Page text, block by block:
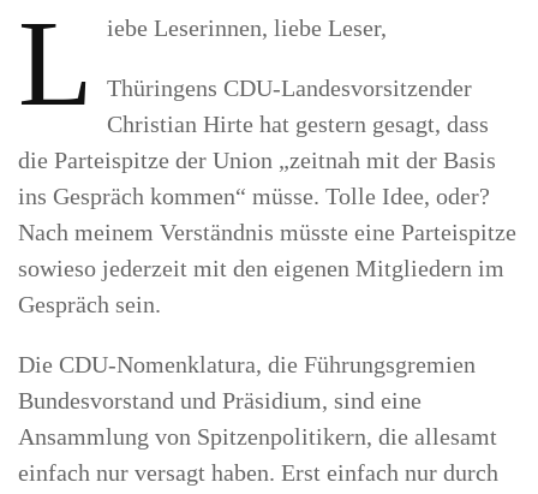
L iebe Leserinnen, liebe Leser,
Thüringens CDU-Landesvorsitzender
Christian Hirte hat gestern gesagt, dass
die Parteispitze der Union „zeitnah mit der Basis
ins Gespräch kommen“ müsse. Tolle Idee, oder?
Nach meinem Verständnis müsste eine Parteispitze
sowieso jederzeit mit den eigenen Mitgliedern im
Gespräch sein.
Die CDU-Nomenklatura, die Führungsgremien
Bundesvorstand und Präsidium, sind eine
Ansammlung von Spitzenpolitikern, die allesamt
einfach nur versagt haben. Erst einfach nur durch